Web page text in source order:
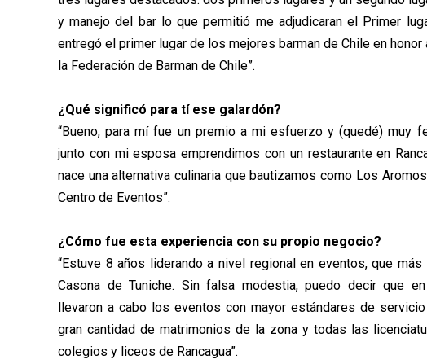
y manejo del bar lo que permitió me adjudicaran el Primer
entregó el primer lugar de los mejores barman de Chile en
la Federación de Barman de Chile”.
¿Qué significó para tí ese galardón?
“Bueno, para mí fue un premio a mi esfuerzo y (quedé) muy
junto con mi esposa emprendimos con un restaurante en
nace una alternativa culinaria que bautizamos como Los
Centro de Eventos”.
¿Cómo fue esta experiencia con su propio negocio?
“Estuve 8 años liderando a nivel regional en eventos, que
Casona de Tuniche. Sin falsa modestia, puedo decir que
llevaron a cabo los eventos con mayor estándares de
gran cantidad de matrimonios de la zona y todas las
colegios y liceos de Rancagua”.